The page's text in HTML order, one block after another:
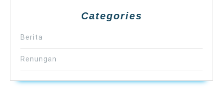
Categories
Berita
Renungan